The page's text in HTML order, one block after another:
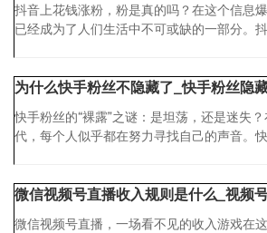
抖音上花钱涨粉，粉是真的吗？在这个信息
已经成为了人们生活中不可或缺的一部分。
为什么快手粉丝不隐藏了_快手粉丝隐
快手粉丝的“裸露”之谜：是坦荡，还是迷失
代，每个人似乎都在努力寻找自己的声音。
微信视频号直播收入规则是什么_视频
微信视频号直播，一场看不见的收入游戏在